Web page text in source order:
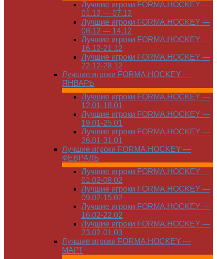
Лучшие игроки FORMA.HOCKEY —
01.12 — 07.12
Лучшие игроки FORMA.HOCKEY —
08.12 — 14.12
Лучшие игроки FORMA.HOCKEY —
16.12-21.12
Лучшие игроки FORMA.HOCKEY —
22.12-28.12
Лучшие игроки FORMA.HOCKEY —
ЯНВАРЬ
Лучшие игроки FORMA.HOCKEY —
12.01-18.01
Лучшие игроки FORMA.HOCKEY —
19.01-25.01
Лучшие игроки FORMA.HOCKEY —
26.01-31.01
Лучшие игроки FORMA.HOCKEY —
ФЕВРАЛЬ
Лучшие игроки FORMA.HOCKEY —
01.02-08.02
Лучшие игроки FORMA.HOCKEY —
09.02-15.02
Лучшие игроки FORMA.HOCKEY —
16.02-22.02
Лучшие игроки FORMA.HOCKEY —
23.02-01.03
Лучшие игроки FORMA.HOCKEY —
МАРТ